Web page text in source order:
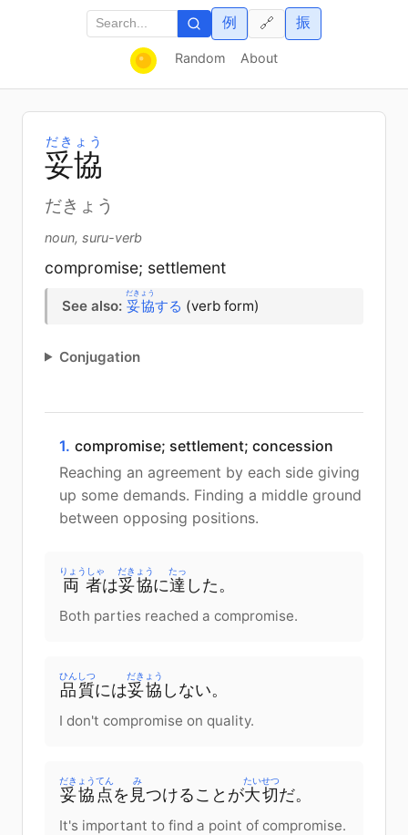
Random About
例 振
🔗
妥協
だきょう
だきょう
noun, suru-verb
compromise; settlement
See also: 妥協
だきょう
する (verb form)
Conjugation
1. compromise; settlement; concession
Reaching an agreement by each side giving
up some demands. Finding a middle ground
between opposing positions.
両者
りょうしゃ
は妥協
だきょう
に達
たっ
した。
Both parties reached a compromise.
品質
ひんしつ
には妥協
だきょう
しない。
I don't compromise on quality.
妥協点
だきょうてん
を 見
み
つけることが大切
たいせつ
だ。
It's important to find a point of compromise.